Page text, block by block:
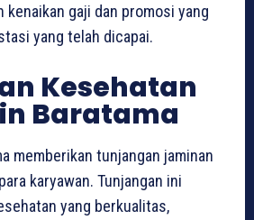
kenaikan gaji dan promosi yang
yang telah dicapai.
Kesehatan
Baratama
memberikan tunjangan jaminan
karyawan. Tunjangan ini
yang berkualitas,